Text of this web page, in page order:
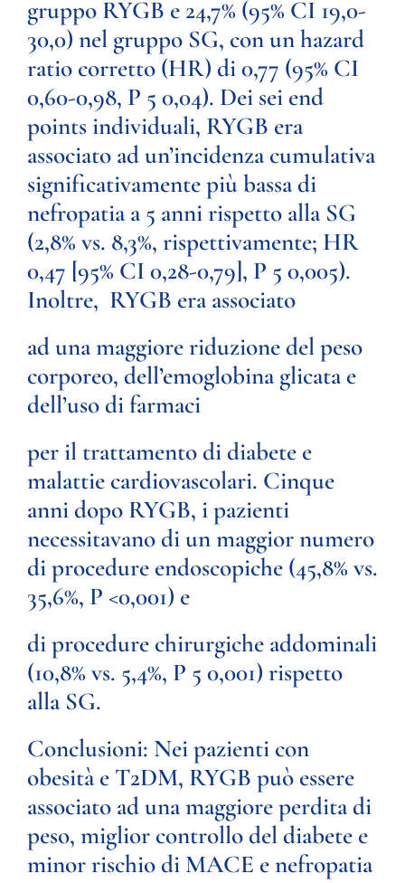
gruppo RYGB e 24,7% (95% CI 19,0-
30,0) nel gruppo SG, con un hazard
ratio corretto (HR) di 0,77 (95% CI
0,60-0,98, P 5 0,04). Dei sei end
points individuali, RYGB era
associato ad un’incidenza cumulativa
significativamente più bassa di
nefropatia a 5 anni rispetto alla SG
(2,8% vs. 8,3%, rispettivamente; HR
0,47 [95% CI 0,28-0,79], P 5 0,005).
Inoltre, RYGB era associato
ad una maggiore riduzione del peso
corporeo, dell’emoglobina glicata e
dell’uso di farmaci
per il trattamento di diabete e
malattie cardiovascolari. Cinque
anni dopo RYGB, i pazienti
necessitavano di un maggior numero
di procedure endoscopiche (45,8% vs.
35,6%, P <0,001) e
di procedure chirurgiche addominali
(10,8% vs. 5,4%, P 5 0,001) rispetto
alla SG.
Conclusioni: Nei pazienti con
obesità e T2DM, RYGB può essere
associato ad una maggiore perdita di
peso, miglior controllo del diabete e
minor rischio di MACE e nefropatia